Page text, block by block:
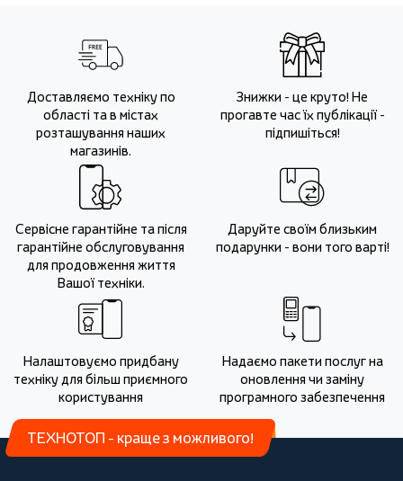
Доставляємо техніку по
області та в містах
розташування наших
магазинів.
Знижки - це круто! Не
прогавте час їх публікації -
підпишіться!
Сервісне гарантійне та після
гарантійне обслуговування
для продовження життя
Вашої техніки.
Даруйте своїм близьким
подарунки - вони того варті!
Налаштовуємо придбану
техніку для більш приємного
користування
Надаємо пакети послуг на
оновлення чи заміну
програмного забезпечення
ТЕХНОТОП - краще з можливого!